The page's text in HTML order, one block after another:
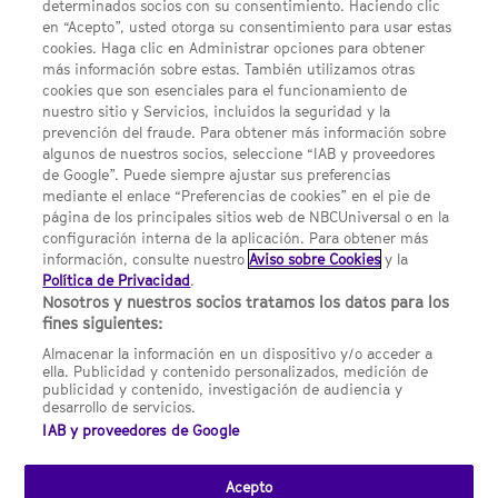
Acerca de SYFY
Condiciones Generales de Uso
Opciones de Anuncios
Política de privacidad
UNA DIVISIÓN DE NBCUNIVERSAL
NBCUNIVERSAL
Contáctanos por email: contact.SYFYSpain@nbcuni.com
NBC Universal Global Networks España S.L.U. Edificio Torre
Europa. Paseo de la Castellana, 95. Planta 10 28046 Madrid B-
82227893
SYFY España está sujeto a la jurisdicción española y regulado
por la Comisión Nacional de los Mercados y la Competencia
(CNMC).
determinados socios con su consentimiento. Haciendo clic
en “Acepto”, usted otorga su consentimiento para usar estas
cookies. Haga clic en Administrar opciones para obtener
más información sobre estas. También utilizamos otras
cookies que son esenciales para el funcionamiento de
nuestro sitio y Servicios, incluidos la seguridad y la
prevención del fraude. Para obtener más información sobre
algunos de nuestros socios, seleccione “IAB y proveedores
de Google”. Puede siempre ajustar sus preferencias
mediante el enlace “Preferencias de cookies” en el pie de
página de los principales sitios web de NBCUniversal o en la
configuración interna de la aplicación. Para obtener más
información, consulte nuestroAviso sobre Cookies y la
Política de Privacidad.
Nosotros y nuestros socios tratamos los datos para los
fines siguientes:
Almacenar la información en un dispositivo y/o acceder a
ella. Publicidad y contenido personalizados, medición de
publicidad y contenido, investigación de audiencia y
desarrollo de servicios.
IAB y proveedores de Google
Acepto